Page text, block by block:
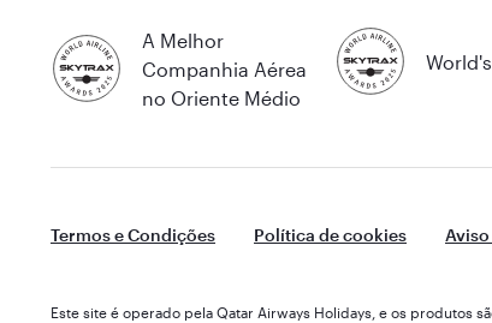
A Melhor
Companhia Aérea
no Oriente Médio
Termos e Condições Política de cookies
Este site é operado pela Qatar Airways Holidays, e os produtos